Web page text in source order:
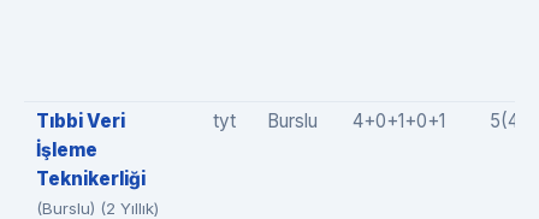
Tıbbi Veri
İşleme
Teknikerliği
(Burslu) (2 Yıllık)
tyt Burslu 4+0+1+0+1